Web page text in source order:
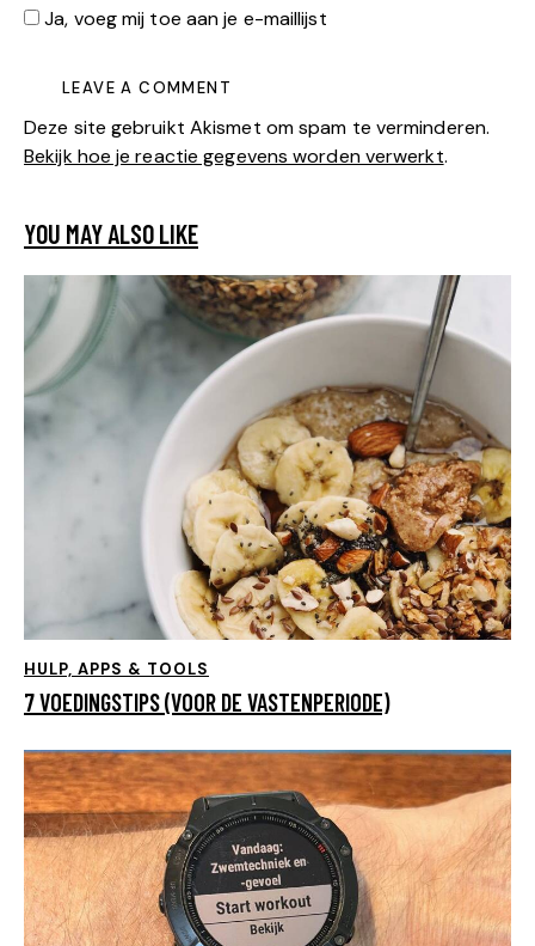
Ja, voeg mij toe aan je e-maillijst
Deze site gebruikt Akismet om spam te verminderen.
Bekijk hoe je reactie gegevens worden verwerkt.
YOU MAY ALSO LIKE
HULP, APPS & TOOLS
7 VOEDINGSTIPS (VOOR DE VASTENPERIODE)